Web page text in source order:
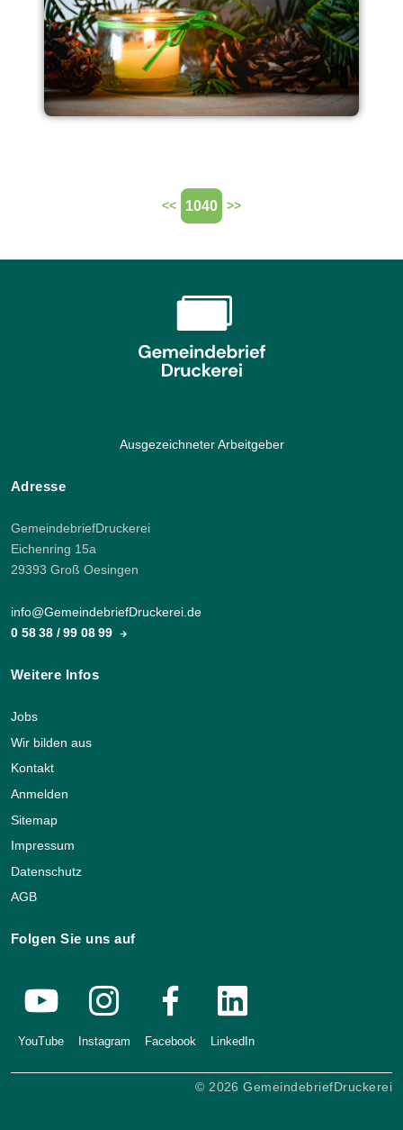
<< 1040 >>
Ausgezeichneter Arbeitgeber
Adresse
GemeindebriefDruckerei
Eichenring 15a
29393 Groß Oesingen
info@GemeindebriefDruckerei.de
0 58 38 / 99 08 99
Weitere Infos
Jobs
Wir bilden aus
Kontakt
Anmelden
Sitemap
Impressum
Datenschutz
AGB
Folgen Sie uns auf
YouTube Instagram Facebook LinkedIn
© 2026 GemeindebriefDruckerei